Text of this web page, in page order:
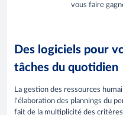
vous faire
Des logiciels pour
tâches du quotidien
La gestion des ressources
l'élaboration des plannings du
fait de la multiplicité des